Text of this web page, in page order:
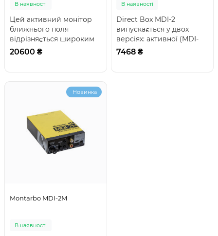
В наявності
Цей активний монітор
ближнього поля
відрізняється широким
та надзвичайно лінійним
20600 ₴
В наявності
Direct Box MDI-2
випускається у двох
версіях: активної (MDI-
2A, живиться від 9-
7468 ₴
Новинка
Montarbo MDI-2M
В наявності